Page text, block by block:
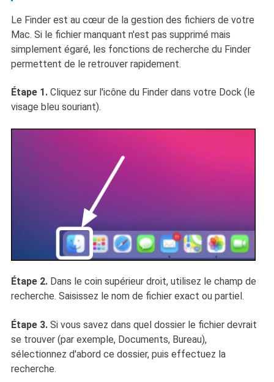
Le Finder est au cœur de la gestion des fichiers de votre
Mac. Si le fichier manquant n'est pas supprimé mais
simplement égaré, les fonctions de recherche du Finder
permettent de le retrouver rapidement.
Étape 1.Cliquez sur l'icône du Finder dans votre Dock (le
visage bleu souriant).
Étape 2.Dans le coin supérieur droit, utilisez le champ de
recherche. Saisissez le nom de fichier exact ou partiel.
Étape 3.Si vous savez dans quel dossier le fichier devrait
se trouver (par exemple, Documents, Bureau),
sélectionnez d'abord ce dossier, puis effectuez la
recherche.